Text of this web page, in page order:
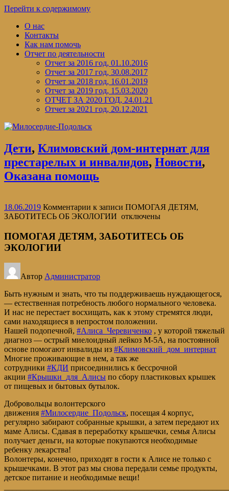
Перейти к содержимому
О нас
Контакты
Как нам помочь
Отчет по деятельности
Отчет за 2016 год, 01.10.2016
Отчет за 2017 год, 30.08.2017
Отчет за 2018 год, 16.01.2019
Отчет за 2019 год, 15.03.2020
ОТЧЕТ ЗА 2020 ГОД, 24.01.21
Отчет за 2021 год, 20.12.2021
Дети, Климовский дом-интернат для
престарелых и инвалидов, Новости,
Оказана помощь
18.06.2019 Комментарии к записи ПОМОГАЯ ДЕТЯМ,
ЗАБОТИТЕСЬ ОБ ЭКОЛОГИИ отключены
ПОМОГАЯ ДЕТЯМ, ЗАБОТИТЕСЬ ОБ
ЭКОЛОГИИ
Автор Администратор
Быть нужным и знать, что ты поддерживаешь нуждающегося,
— естественная потребность любого нормального человека.
И нас не перестает восхищать, как к этому стремятся люди,
сами находящиеся в непростом положении.
Нашей подопечной, #Алиса_Черевиченко , у которой тяжелый
диагноз — острый миелоидный лейкоз М-5А, на постоянной
основе помогают инвалиды из #Климовский_дом_интернат
Многие проживающие в нем, а так же
сотрудники #КДИ присоединились к бессрочной
акции #Крышки_для_Алисы по сбору пластиковых крышек
от пищевых и бытовых бутылок.
Добровольцы волонтерского
движения #Милосердие_Подольск, посещая 4 корпус,
регулярно забирают собранные крышки, а затем передают их
маме Алисы. Сдавая в переработку крышечки, семья Алисы
получает деньги, на которые покупаются необходимые
ребенку лекарства!
Волонтеры, конечно, приходят в гости к Алисе не только с
крышечками. В этот раз мы снова передали семье продукты,
детское питание и необходимые вещи!